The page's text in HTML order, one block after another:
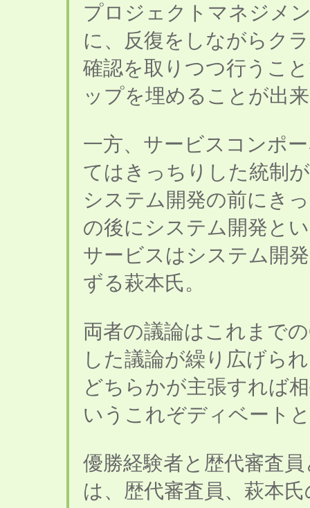
プロジェクトマネジメ
に、反復をしながらク
確認を取りつつ行うこ
ップを埋めることが出
一方、サービスコンポ
てはきっちりした統制
システム開発の前にき
の後にシステム開発と
サービスはシステム開
ずる萩本氏。
両者の議論はこれまで
した議論が繰り広げら
どちらかが主張すれば
いうこれぞディベート
優勝経験者と歴代審査
は、歴代審査員、萩本